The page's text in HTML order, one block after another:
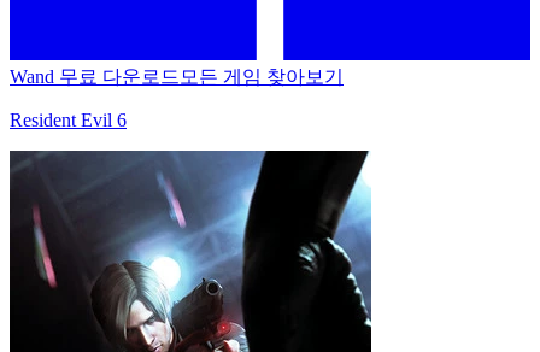
Wand 무료 다운로드 모든 게임 찾아보기
Resident Evil 6